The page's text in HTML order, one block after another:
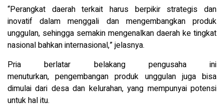
“Perangkat daerah terkait harus berpikir strategis dan
inovatif dalam menggali dan mengembangkan produk
unggulan, sehingga semakin mengenalkan daerah ke tingkat
nasional bahkan internasional,” jelasnya.
Pria berlatar belakang pengusaha ini
menuturkan, pengembangan produk unggulan juga bisa
dimulai dari desa dan kelurahan, yang mempunyai potensi
untuk hal itu.